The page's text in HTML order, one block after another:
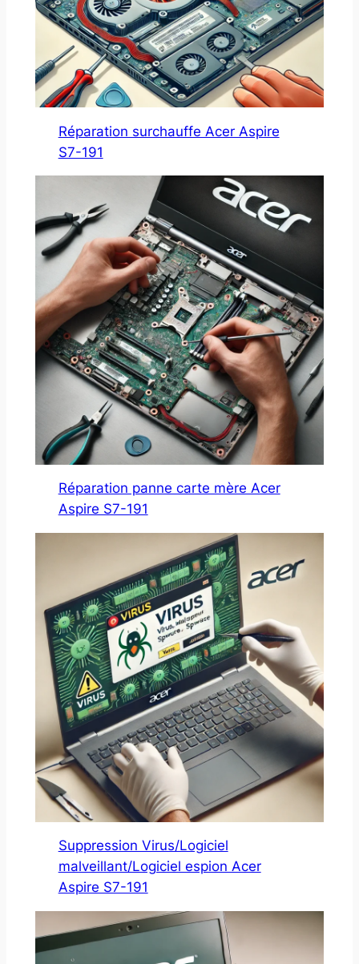
Réparation surchauffe Acer Aspire
S7-191
Réparation panne carte mère Acer
Aspire S7-191
Suppression Virus/Logiciel
malveillant/Logiciel espion Acer
Aspire S7-191